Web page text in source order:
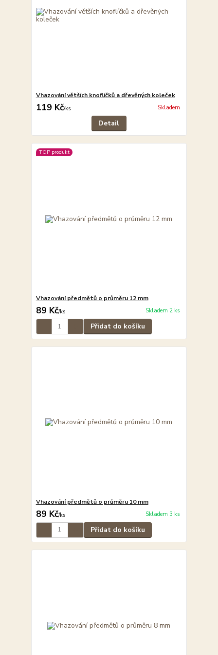
Vhazování větších knoflíčků a dřevěných koleček
119 Kč/ks Skladem
Detail
TOP produkt
Vhazování předmětů o průměru 12 mm
89 Kč/ks Skladem 2 ks
Přidat do košíku
Vhazování předmětů o průměru 10 mm
89 Kč/ks Skladem 3 ks
Přidat do košíku